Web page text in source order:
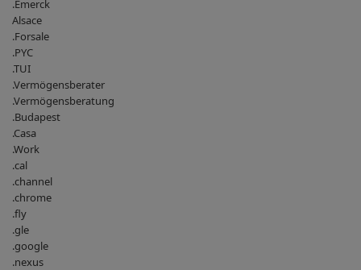
.Emerck
Alsace
.Forsale
.PYC
.TUI
.Vermögensberater
.Vermögensberatung
.Budapest
.Casa
.Work
.cal
.channel
.chrome
.fly
.gle
.google
.nexus